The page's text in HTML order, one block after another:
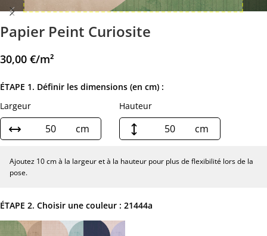
Papier Peint Curiosite
30,00 €/m²
ÉTAPE 1. Définir les dimensions (en cm) :
Largeur
cm
Hauteur
cm
Ajoutez 10 cm à la largeur et à la hauteur pour plus de flexibilité lors de la
pose.
ÉTAPE 2. Choisir une couleur : 21444a